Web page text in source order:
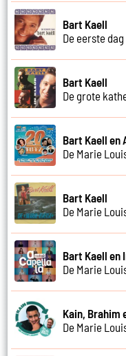
Bart Kaell
De eerste dag
Bart Kaell
De grote
Bart Kaell en
De Marie
Bart Kaell
De Marie
Bart Kaell en
De Marie
Kain, Brahim
De Marie